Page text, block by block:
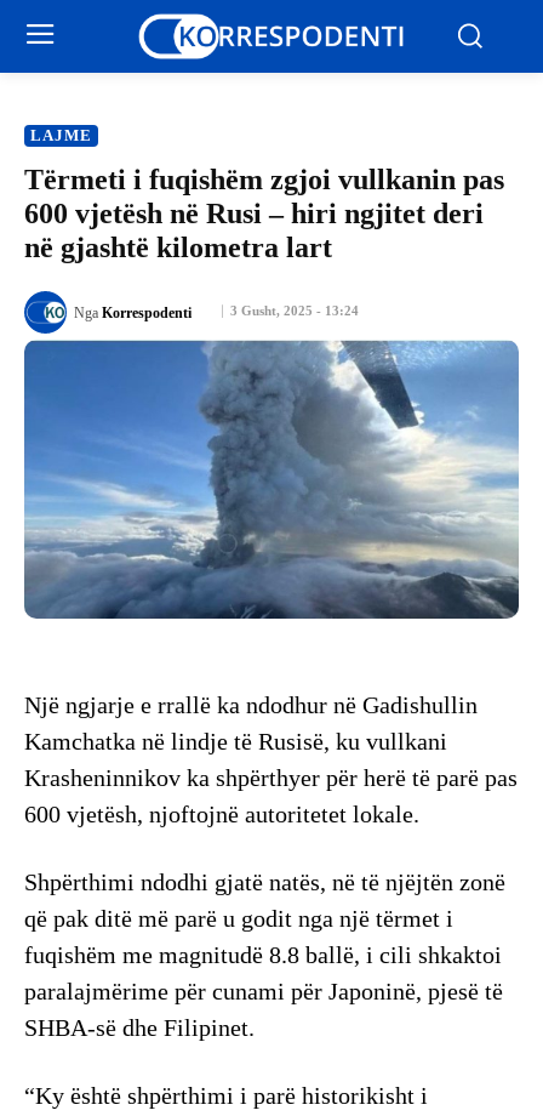
LAJME
Tërmeti i fuqishëm zgjoi vullkanin pas
600 vjetësh në Rusi – hiri ngjitet deri
në gjashtë kilometra lart
3 Gusht, 2025 - 13:24
Nga Korrespodenti
Një ngjarje e rrallë ka ndodhur në Gadishullin
Kamchatka në lindje të Rusisë, ku vullkani
Krasheninnikov ka shpërthyer për herë të parë pas
600 vjetësh, njoftojnë autoritetet lokale.
Shpërthimi ndodhi gjatë natës, në të njëjtën zonë
që pak ditë më parë u godit nga një tërmet i
fuqishëm me magnitudë 8.8 ballë, i cili shkaktoi
paralajmërime për cunami për Japoninë, pjesë të
SHBA-së dhe Filipinet.
“Ky është shpërthimi i parë historikisht i